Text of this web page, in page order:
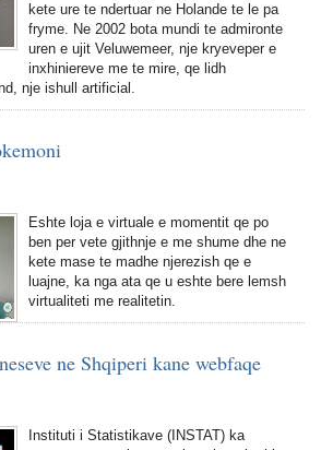
kete ure te ndertuar ne Holande te le pa
fryme. Ne 2002 bota mundi te admironte
uren e ujit Veluwemeer, nje kryeveper e
inxhiniereve me te mire, qe lidh
nje ishull artificial.
Eshte loja e virtuale e momentit qe po
ben per vete gjithnje e me shume dhe ne
kete mase te madhe njerezish qe e
luajne, ka nga ata qe u eshte bere lemsh
virtualiteti me realitetin.
ne Shqiperi kane webfaqe
Instituti i Statistikave (INSTAT) ka